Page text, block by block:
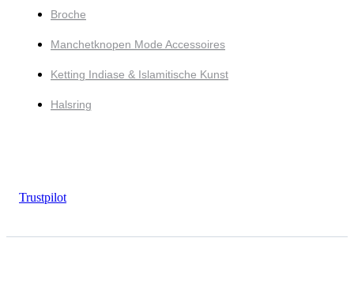
Broche
Manchetknopen Mode Accessoires
Ketting Indiase & Islamitische Kunst
Halsring
Trustpilot